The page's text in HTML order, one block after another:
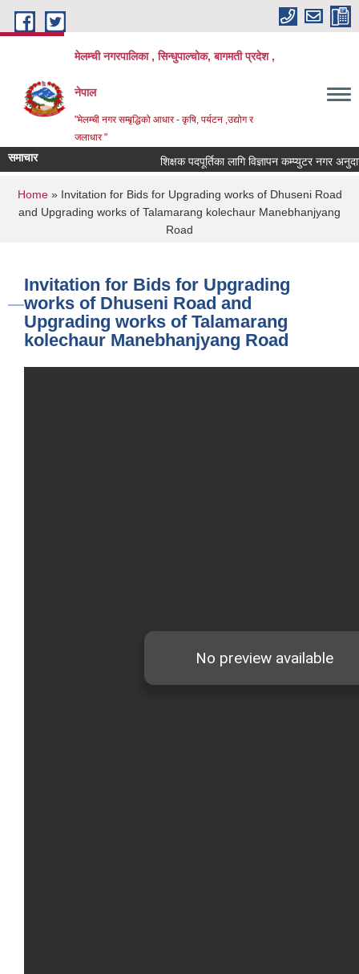
Skip to main content
मेलम्ची नगरपालिका , सिन्धुपाल्चोक, बागमती प्रदेश ,
नेपाल
"मेलम्ची नगर सम्बृद्धिको आधार - कृषि, पर्यटन ,उद्योग र
जलाधार "
समाचार शिक्षक पदपूर्तिका लागि विज्ञापन कम्प्युटर नगर अनुदान
You are here
Home» Invitation for Bids for Upgrading works of Dhuseni Road
and Upgrading works of Talamarang kolechaur Manebhanjyang
Road
Invitation for Bids for Upgrading
works of Dhuseni Road and
Upgrading works of Talamarang
kolechaur Manebhanjyang Road